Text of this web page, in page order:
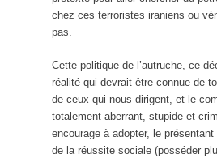
chez ces terroristes iraniens ou
pas.
Cette politique de l’autruche, ce
réalité qui devrait être connue de
de ceux qui nous dirigent, et le
totalement aberrant, stupide et
encourage à adopter, le
de la réussite sociale (posséder